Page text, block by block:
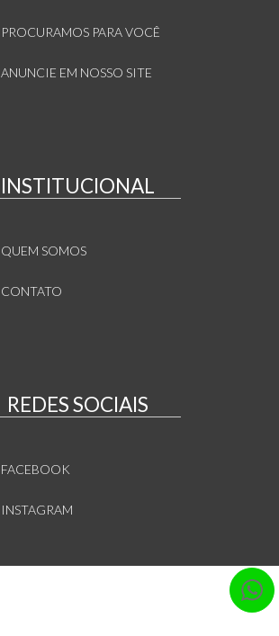
PROCURAMOS PARA VOCÊ
ANUNCIE EM NOSSO SITE
INSTITUCIONAL
QUEM SOMOS
CONTATO
REDES SOCIAIS
FACEBOOK
INSTAGRAM